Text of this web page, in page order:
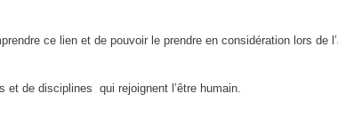
ce lien et de pouvoir le prendre en considération lors de
et de disciplines qui rejoignent l’être humain.